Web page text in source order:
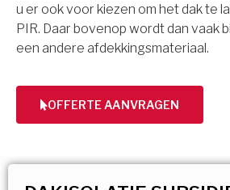
u er ook voor kiezen om het dak te
PIR. Daar bovenop wordt dan vaak
een andere afdekkingsmateriaal.
OFFERTE AANVRAGEN